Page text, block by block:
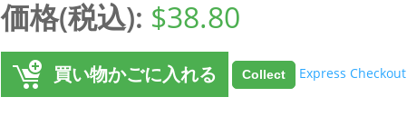
価格(税込): $38.80
買い物かごに入れる Express Checkout